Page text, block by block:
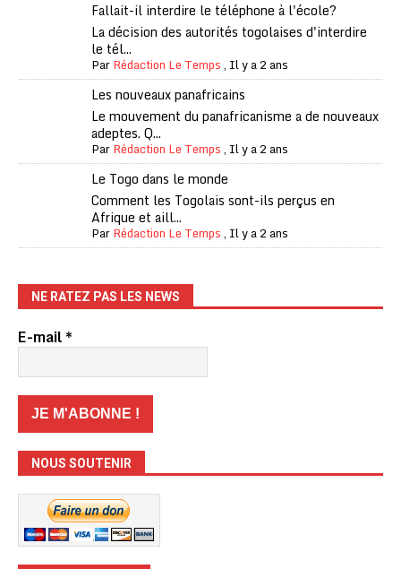
Fallait-il interdire le téléphone à l'école?
La décision des autorités togolaises d'interdire
le tél...
ParRédaction Le Temps, Il y a 2 ans
Les nouveaux panafricains
Le mouvement du panafricanisme a de nouveaux
adeptes. Q...
ParRédaction Le Temps, Il y a 2 ans
Le Togo dans le monde
Comment les Togolais sont-ils perçus en
Afrique et aill...
ParRédaction Le Temps, Il y a 2 ans
NE RATEZ PAS LES NEWS
E-mail*
NOUS SOUTENIR